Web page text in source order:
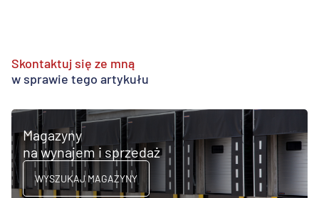
Skontaktuj się ze mną
w sprawie tego artykułu
Magazyny
na wynajem i sprzedaż
WYSZUKAJ MAGAZYNY